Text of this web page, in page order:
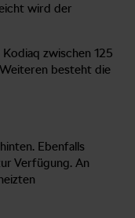
wird der
zwischen 125
besteht die
Ebenfalls
Verfügung. An